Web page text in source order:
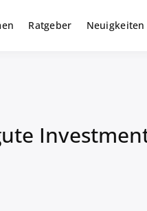
Ratgeber Neuigkeiten